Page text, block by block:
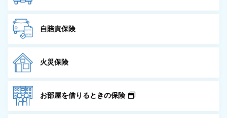
自賠責保険
火災保険
お部屋を借りるときの保険